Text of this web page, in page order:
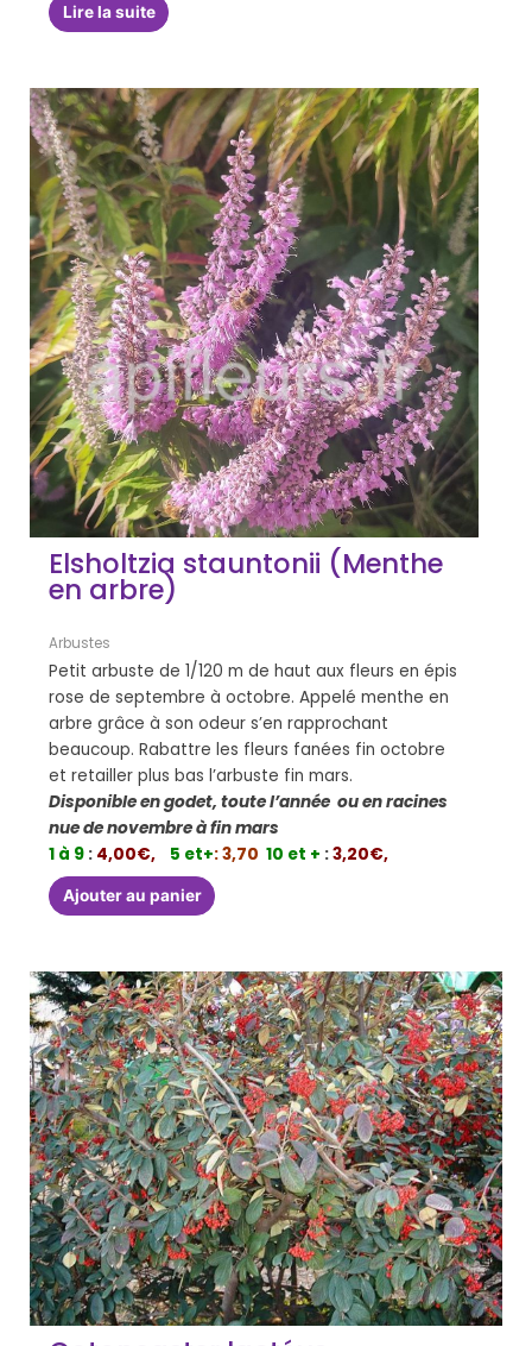
Lire la suite
Elsholtzia stauntonii (Menthe
en arbre)
Arbustes
Petit arbuste de 1/120 m de haut aux fleurs en épis
rose de septembre à octobre. Appelé menthe en
arbre grâce à son odeur s’en rapprochant
beaucoup. Rabattre les fleurs fanées fin octobre
et retailler plus bas l’arbuste fin mars.
Disponible en godet, toute l’année ou en racines
nue de novembre à fin mars
1 à 9 : 4,00€, 5 et+: 3,70 10 et + :3,20€,
Ajouter au panier